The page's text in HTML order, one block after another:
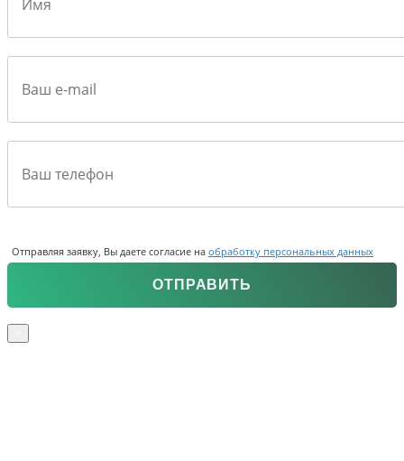
Отправляя заявку, Вы даете согласие на обработку персональных данных